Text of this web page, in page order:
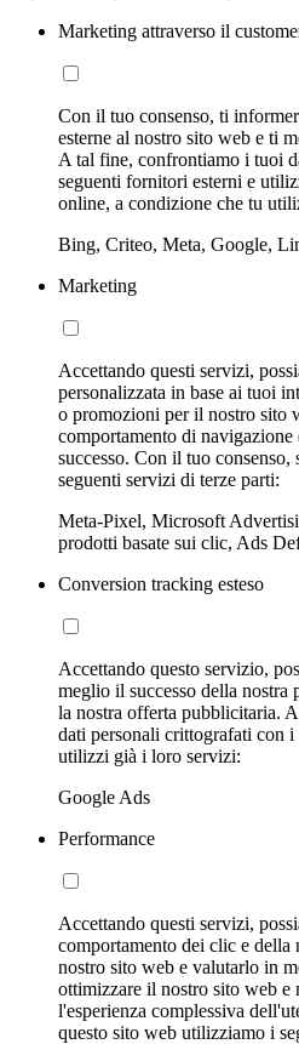
Marketing attraverso il
Con il tuo consenso, ti
esterne al nostro sito web e ti
A tal fine, confrontiamo i tuoi
seguenti fornitori esterni e
online, a condizione che tu
Bing, Criteo, Meta, Google,
Marketing
Accettando questi servizi,
personalizzata in base ai tuoi
o promozioni per il nostro sito
comportamento di
successo. Con il tuo
seguenti servizi di terze parti:
Meta-Pixel, Microsoft
prodotti basate sui clic, Ads
Conversion tracking esteso
Accettando questo servizio,
meglio il successo della
la nostra offerta pubblicitaria.
dati personali crittografati con
utilizzi già i loro servizi:
Google Ads
Performance
Accettando questi servizi,
comportamento dei clic e
nostro sito web e valutarlo in
ottimizzare il nostro sito web e
l'esperienza complessiva
questo sito web utilizziamo i